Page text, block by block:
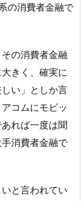
の消費者金融で
の消費者金融
きく、確実に
い」としか言
コムにモビッ
れば一度は聞
消費者金融で
と言われてい